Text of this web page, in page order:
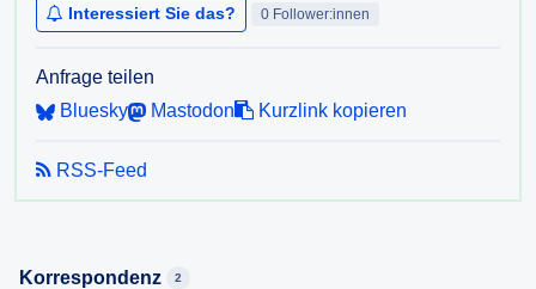
Interessiert Sie das? 0 Follower:innen
Anfrage teilen
Bluesky
Mastodon Kurzlink kopieren
RSS-Feed
Korrespondenz 2